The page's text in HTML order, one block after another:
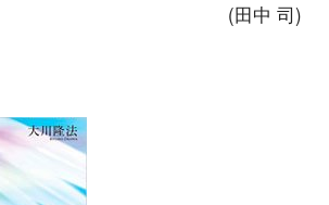
(田中 司)